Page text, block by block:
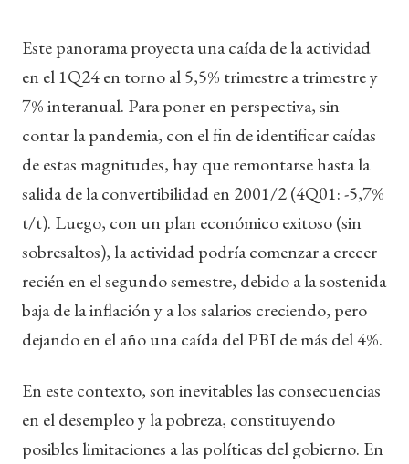
Este panorama proyecta una caída de la actividad
en el 1Q24 en torno al 5,5% trimestre a trimestre y
7% interanual. Para poner en perspectiva, sin
contar la pandemia, con el fin de identificar caídas
de estas magnitudes, hay que remontarse hasta la
salida de la convertibilidad en 2001/2 (4Q01: -5,7%
t/t). Luego, con un plan económico exitoso (sin
sobresaltos), la actividad podría comenzar a crecer
recién en el segundo semestre, debido a la sostenida
baja de la inflación y a los salarios creciendo, pero
dejando en el año una caída del PBI de más del 4%.
En este contexto, son inevitables las consecuencias
en el desempleo y la pobreza, constituyendo
posibles limitaciones a las políticas del gobierno. En